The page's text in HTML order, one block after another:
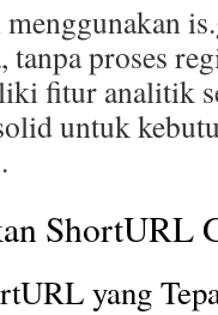
tanpa proses
fitur analitik
untuk
ShortURL
yang